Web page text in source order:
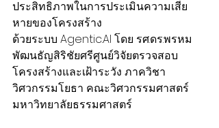
ประสิทธิภาพในการประเมินความเสีย
หายของโครงสร้าง
ด้วยระบบ Agentic.AI โดย รศ.ดร.พรหม
พัฒนธัญสิริชัยศรีศูนย์วิจัยตรวจสอบ
โครงสร้างและเฝ้าระวัง ภาควิชา
วิศวกรรมโยธา คณะวิศวกรรมศาสตร์
มหาวิทยาลัยธรรมศาสตร์